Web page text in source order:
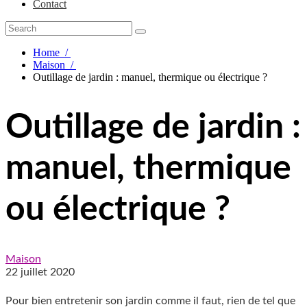
Contact
Home /
Maison /
Outillage de jardin : manuel, thermique ou électrique ?
Outillage de jardin :
manuel, thermique
ou électrique ?
Maison
22 juillet 2020
Pour bien entretenir son jardin comme il faut, rien de tel que